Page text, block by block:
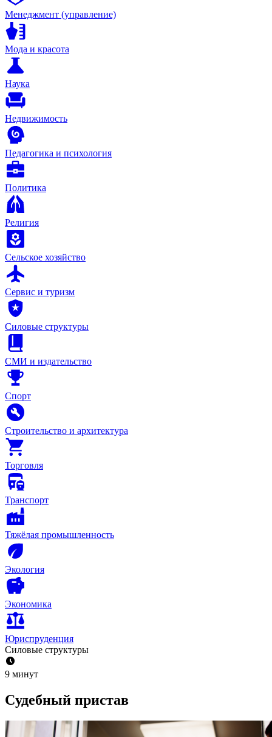
Менеджмент (управление)
Мода и красота
Наука
Недвижимость
Педагогика и психология
Политика
Религия
Сельское хозяйство
Сервис и туризм
Силовые структуры
СМИ и издательство
Спорт
Строительство и архитектура
Торговля
Транспорт
Тяжёлая промышленность
Экология
Экономика
Юриспруденция
Силовые структуры
9 минут
Cудебный пристав